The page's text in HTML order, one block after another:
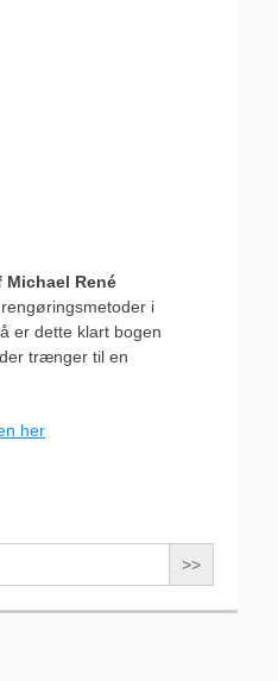
Michael René
i
er dette klart bogen
trænger til en
her